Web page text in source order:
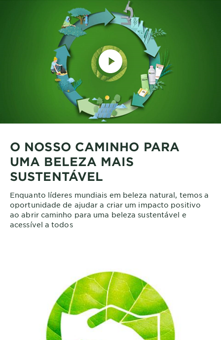
O NOSSO CAMINHO PARA
UMA BELEZA MAIS
SUSTENTÁVEL
Enquanto líderes mundiais em beleza natural, temos a
oportunidade de ajudar a criar um impacto positivo
ao abrir caminho para uma beleza sustentável e
acessível a todos